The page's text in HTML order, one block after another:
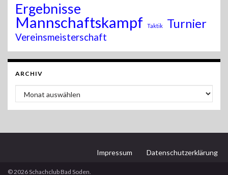
Ergebnisse
Mannschaftskampf Taktik Turnier
Vereinsmeisterschaft
ARCHIV
Archiv
Impressum Datenschutzerklärung
© 2026 Schachclub Bad Soden.